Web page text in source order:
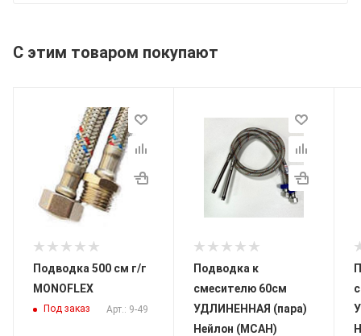
С этим товаром покупают
Подводка 500 см г/г
MONOFLEX
Под заказ Арт.: 9-49
Подводка к
смесителю 60см
УДЛИНЕННАЯ (пара)
Нейлон (МСАН)